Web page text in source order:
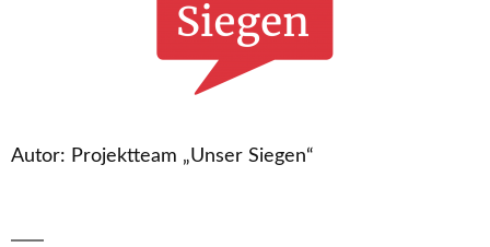
Autor: Projektteam „Unser Siegen“